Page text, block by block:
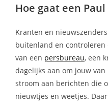
Hoe gaat een
Kranten en
buitenland en
van een persbureau, een
dagelijks aan om jouw
stroom aan berichten die
nieuwtjes en weetjes.